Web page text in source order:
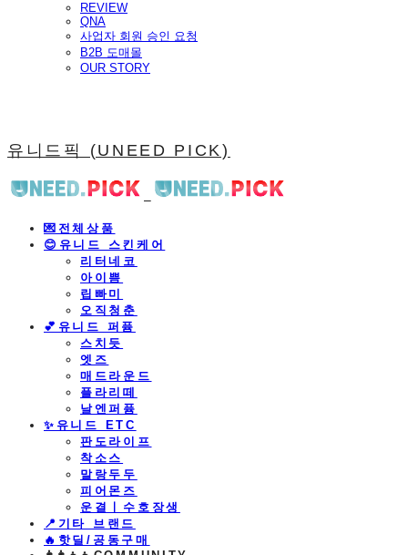
REVIEW
QNA
사업자 회원 승인 요청
B2B 도매몰
OUR STORY
유니드픽 (UNEED PICK)
💌전체상품
😊유니드 스킨케어
리터네코
아이쁨
립빠미
오직청춘
💕유니드 퍼퓸
스치듯
엣즈
매드라운드
플라리떼
날엔퍼퓸
​✨유니드 ETC
판도라이프
착소스
말랑두두
피어몬즈
운결ㅣ수호장생
📍기타 브랜드
🔥핫딜/공동구매